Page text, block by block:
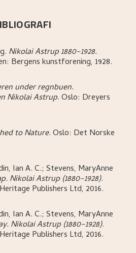
. Nikolai Astrup 1880–1928.
Bergens kunstforening, 1928.
under regnbuen.
Nikolai Astrup.Oslo: Dreyers
to Nature.Oslo: Det Norske
Ian A. C.; Stevens, MaryAnne
Nikolai Astrup (1880–1928).
Publishers Ltd, 2016.
Ian A. C.; Stevens, MaryAnne
Nikolai Astrup (1880–1928).
Publishers Ltd, 2016.